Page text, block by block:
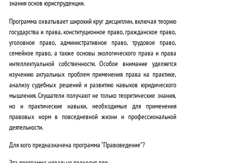
знания основ юриспруденции.
Программа охватывает широкий круг дисциплин, включая теорию
государства и права, конституционное право, гражданское право,
уголовное право, административное право, трудовое право,
семейное право, а также основы экологического права и права
интеллектуальной собственности. Особое внимание уделяется
изучению актуальных проблем применения права на практике,
анализу судебных решений и развитию навыков юридического
мышления. Слушатели получают не только теоретические знания,
но и практические навыки, необходимые для применения
правовых норм в повседневной жизни и профессиональной
деятельности.
Для кого предназначена программа “Правоведение”?